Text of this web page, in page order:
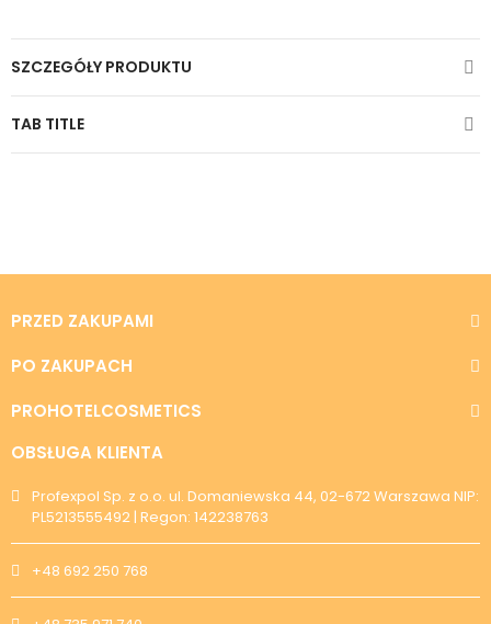
SZCZEGÓŁY PRODUKTU
TAB TITLE
PRZED ZAKUPAMI
PO ZAKUPACH
PROHOTELCOSMETICS
OBSŁUGA KLIENTA
Profexpol Sp. z o.o. ul. Domaniewska 44, 02-672 Warszawa NIP:
PL5213555492 | Regon: 142238763
+48 692 250 768